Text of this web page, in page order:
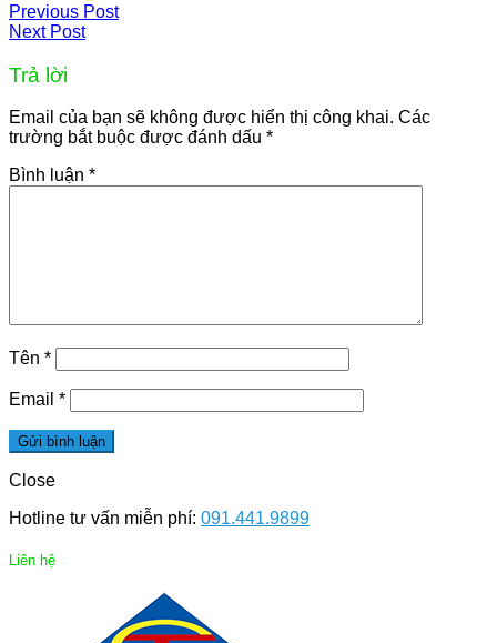
Previous Post
Next Post
Trả lời
Email của bạn sẽ không được hiển thị công khai. Các
trường bắt buộc được đánh dấu *
Bình luận *
Tên *
Email *
Close
Hotline tư vấn miễn phí: 091.441.9899
Liên hệ